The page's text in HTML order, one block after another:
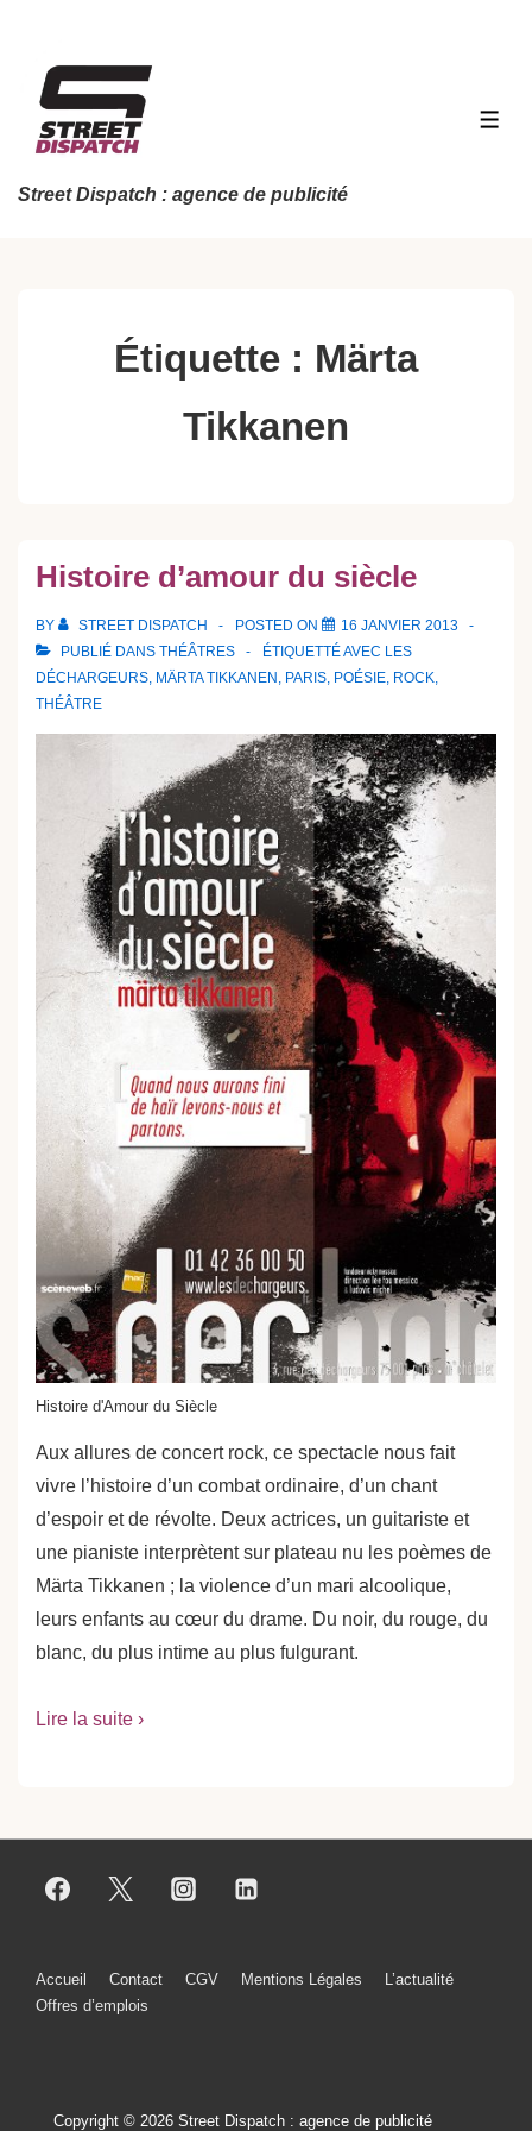
contenu
principal
Street Dispatch : agence de publicité
Étiquette : Märta
Tikkanen
Histoire d’amour du siècle
BY STREET DISPATCH POSTED ON
16 JANVIER 2013
PUBLIÉ DANS THÉÂTRES ÉTIQUETTÉ AVEC LES
DÉCHARGEURS, MÄRTA TIKKANEN , PARIS, POÉSIE, ROCK,
THÉÂTRE
Histoire d'Amour du Siècle
Aux allures de concert rock, ce spectacle nous fait
vivre l’histoire d’un combat ordinaire, d’un chant
d’espoir et de révolte. Deux actrices, un guitariste et
une pianiste interprètent sur plateau nu les poèmes de
Märta Tikkanen ; la violence d’un mari alcoolique,
leurs enfants au cœur du drame. Du noir, du rouge, du
blanc, du plus intime au plus fulgurant.
Lire la suite ›
Menu
Accueil Contact CGV Mentions Légales
L’actualité
Offres d’emplois
Copyright © 2026 Street Dispatch : agence de publicité